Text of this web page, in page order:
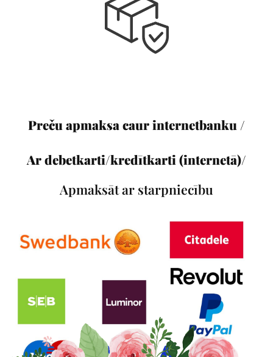
Preču apmaksa caur internetbanku /
Ar debetkarti/kredītkarti (internetā)/
Apmaksāt ar starpniecību